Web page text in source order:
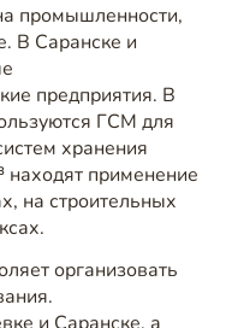
промышленности,
В Саранске и
предприятия. В
ГСМ для
хранения
применение
на строительных
организовать